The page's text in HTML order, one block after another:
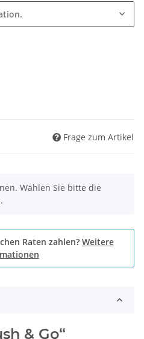
Frage zum Artikel
Wählen Sie bitte die
Raten zahlen? Weitere
& Go“